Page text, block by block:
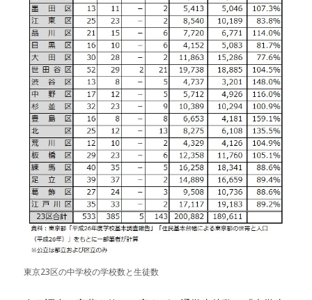
東京23区の中学校の学校数と生徒数